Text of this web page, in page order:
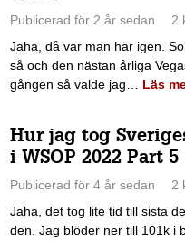
Publicerad för 2 år sedan
2
Jaha, då var man här igen.
så och den nästan årliga
gången så valde jag… Läs
Hur jag tog
i WSOP 2022 Part
Publicerad för 4 år sedan
2
Jaha, det tog lite tid till sista
den. Jag blöder ner till 101k i